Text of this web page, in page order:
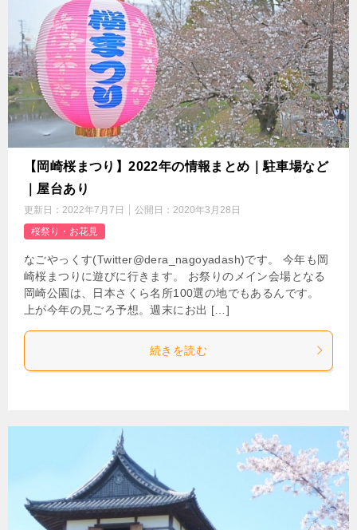
【岡崎桜まつり】2022年の情報まとめ｜駐車場など
｜屋台あり
更新日： 2022年7月7日 公開日： 2020年3月28日
桜祭り・お花見
なごやっくす(Twitter@dera_nagoyadash)です。 今年も岡
崎桜まつりに遊びに行きます。 お祭りのメイン会場となる
岡崎公園は、日本さくら名所100選の地でもあるんです。
上が今年の見ごろ予想。週末にお出 […]
続きを読む